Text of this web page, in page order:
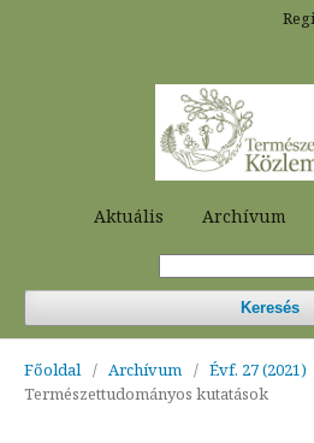
Aktuális Archívum
Keresés
Főoldal / Archívum / Évf. 27 (2021)
Természettudományos kutatások